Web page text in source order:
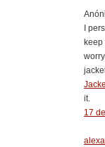
I
it.
17